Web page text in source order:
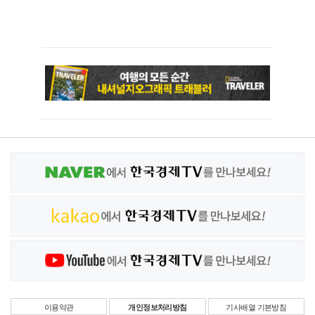
이용약관 개인정보처리방침 기사배열 기본방침